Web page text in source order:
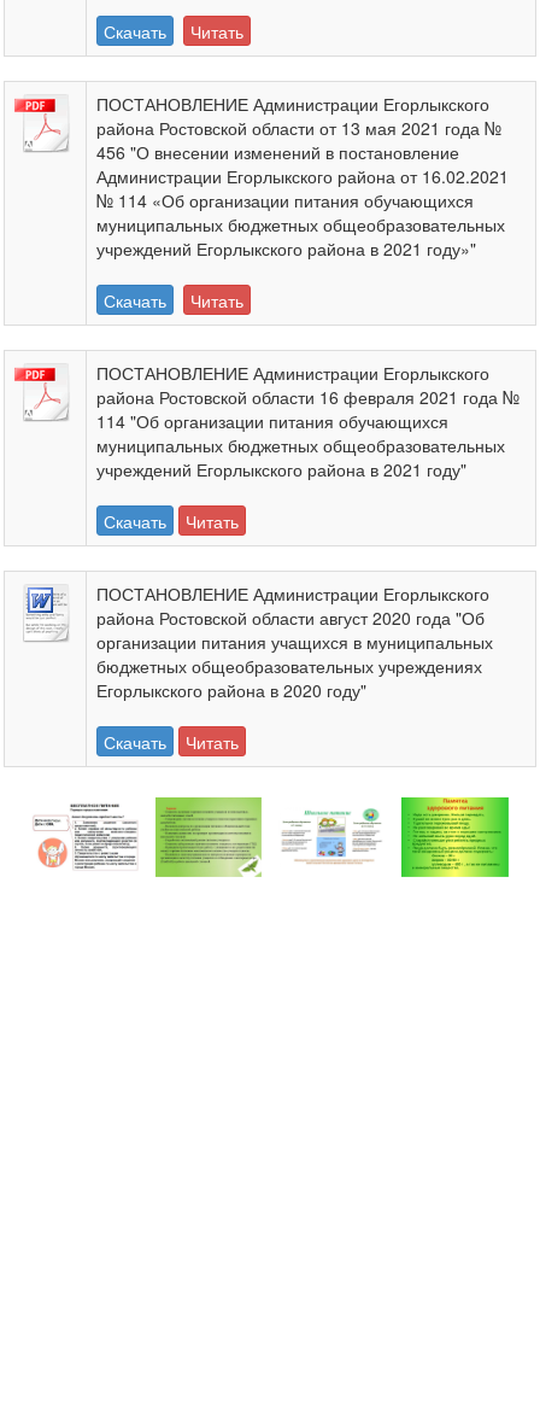
Скачать Читать
ПОСТАНОВЛЕНИЕ Администрации Егорлыкского
района Ростовской области от 13 мая 2021 года №
456 "О внесении изменений в постановление
Администрации Егорлыкского района от 16.02.2021
№ 114 «Об организации питания обучающихся
муниципальных бюджетных общеобразовательных
учреждений Егорлыкского района в 2021 году»"
Скачать Читать
ПОСТАНОВЛЕНИЕ Администрации Егорлыкского
района Ростовской области 16 февраля 2021 года №
114 "Об организации питания обучающихся
муниципальных бюджетных общеобразовательных
учреждений Егорлыкского района в 2021 году"
Скачать Читать
ПОСТАНОВЛЕНИЕ Администрации Егорлыкского
района Ростовской области август 2020 года "Об
организации питания учащихся в муниципальных
бюджетных общеобразовательных учреждениях
Егорлыкского района в 2020 году"
Скачать Читать